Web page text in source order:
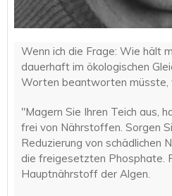
Wenn ich die Frage: Wie hält
dauerhaft im ökologischen
Worten beantworten
"Magern Sie Ihren Teich aus,
frei von Nährstoffen. Sorgen
Reduzierung von schädlichen
die freigesetzten Phosphate.
Hauptnährstoff der Algen.